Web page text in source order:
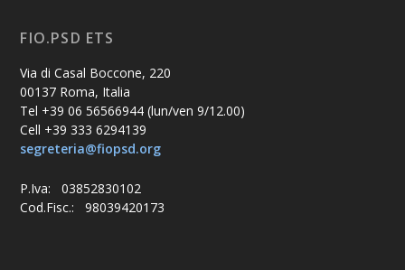
FIO.PSD ETS
Via di Casal Boccone, 220
00137 Roma, Italia
Tel +39 06 56566944 (lun/ven 9/12.00)
Cell +39 333 6294139
segreteria@fiopsd.org
P.Iva: 03852830102
Cod.Fisc.: 98039420173